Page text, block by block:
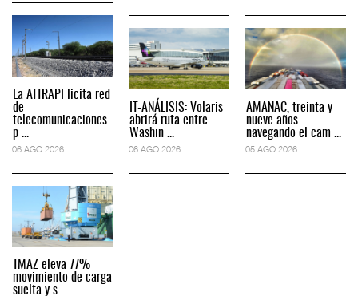
La ATTRAPI licita red
de
telecomunicaciones
p ...
06 AGO 2026
TMAZ eleva 77%
movimiento de carga
suelta y s ...
IT-ANÁLISIS: Volaris
abrirá ruta entre
Washin ...
06 AGO 2026
AMANAC, treinta y
nueve años
navegando el cam ...
05 AGO 2026